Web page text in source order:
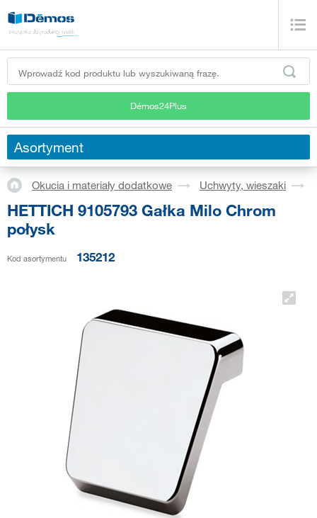
Démos24Plus
Asortyment
Okucia i materiały dodatkowe Uchwyty, wieszaki
HETTICH 9105793 Gałka Milo Chrom
połysk
Kod asortymentu 135212